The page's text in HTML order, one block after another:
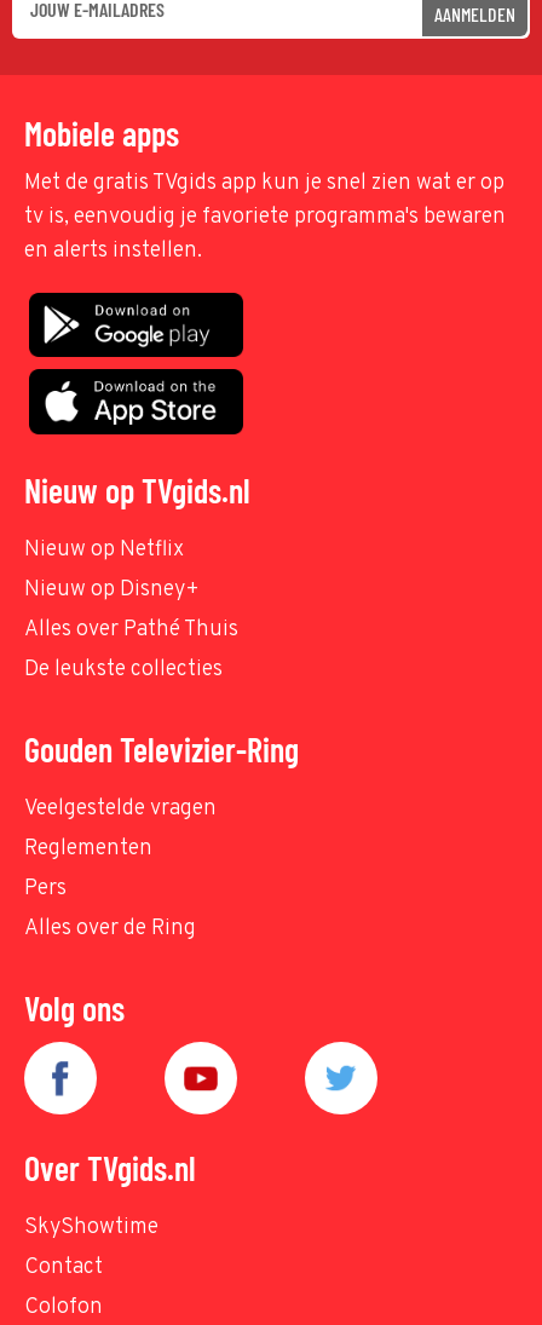
AANMELDEN
Mobiele apps
Met de gratis TVgids app kun je snel zien wat er op
tv is, eenvoudig je favoriete programma's bewaren
en alerts instellen.
Nieuw op TVgids.nl
Nieuw op Netflix
Nieuw op Disney+
Alles over Pathé Thuis
De leukste collecties
Gouden Televizier-Ring
Veelgestelde vragen
Reglementen
Pers
Alles over de Ring
Volg ons
Over TVgids.nl
SkyShowtime
Contact
Colofon